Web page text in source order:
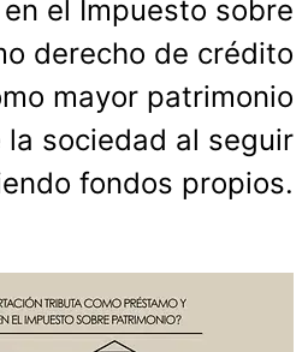
el Impuesto sobre
derecho de crédito
mayor patrimonio
la sociedad al seguir
fondos propios.